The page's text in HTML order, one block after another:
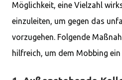
Möglichkeit, eine Vielzahl
einzuleiten, um gegen das
vorzugehen. Folgende
hilfreich, um dem Mobbing ein